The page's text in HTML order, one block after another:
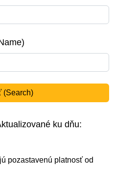
(Search)
ku dňu:
pozastavenú platnosť od